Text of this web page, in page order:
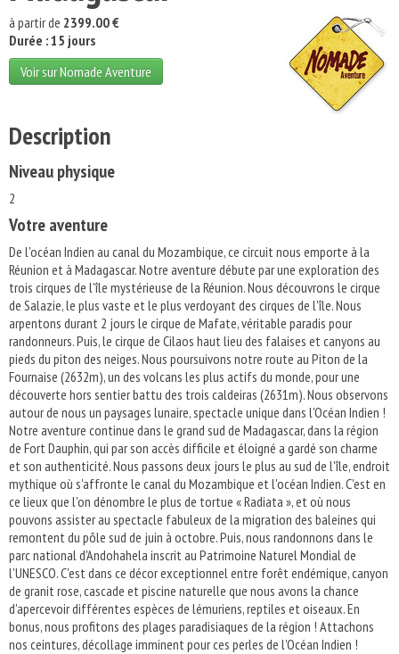
à partir de 2399.00 €
Durée : 15 jours
Voir sur Nomade Aventure
Description
Niveau physique
2
Votre aventure
De l'océan Indien au canal du Mozambique, ce circuit nous emporte à la
Réunion et à Madagascar. Notre aventure débute par une exploration des
trois cirques de l'île mystérieuse de la Réunion. Nous découvrons le cirque
de Salazie, le plus vaste et le plus verdoyant des cirques de l'île. Nous
arpentons durant 2 jours le cirque de Mafate, véritable paradis pour
randonneurs. Puis, le cirque de Cilaos haut lieu des falaises et canyons au
pieds du piton des neiges. Nous poursuivons notre route au Piton de la
Fournaise (2632m), un des volcans les plus actifs du monde, pour une
découverte hors sentier battu des trois caldeiras (2631m). Nous observons
autour de nous un paysages lunaire, spectacle unique dans l'Océan Indien !
Notre aventure continue dans le grand sud de Madagascar, dans la région
de Fort Dauphin, qui par son accès difficile et éloigné a gardé son charme
et son authenticité. Nous passons deux jours le plus au sud de l'île, endroit
mythique où s'affronte le canal du Mozambique et l'océan Indien. C'est en
ce lieux que l'on dénombre le plus de tortue « Radiata », et où nous
pouvons assister au spectacle fabuleux de la migration des baleines qui
remontent du pôle sud de juin à octobre. Puis, nous randonnons dans le
parc national d'Andohahela inscrit au Patrimoine Naturel Mondial de
l'UNESCO. C'est dans ce décor exceptionnel entre forêt endémique, canyon
de granit rose, cascade et piscine naturelle que nous avons la chance
d'apercevoir différentes espèces de lémuriens, reptiles et oiseaux. En
bonus, nous profitons des plages paradisiaques de la région ! Attachons
nos ceintures, décollage imminent pour ces perles de l'Océan Indien !